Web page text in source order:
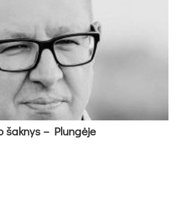
– Plun­gė­je